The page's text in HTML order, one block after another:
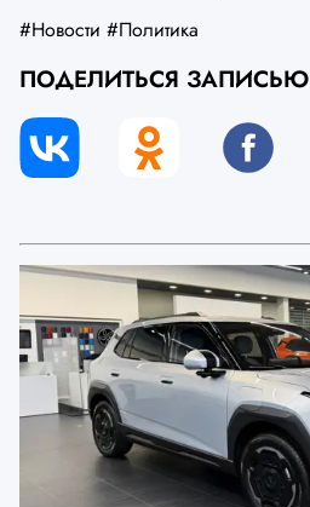
#Новости #Политика
ПОДЕЛИТЬСЯ ЗАПИСЬЮ